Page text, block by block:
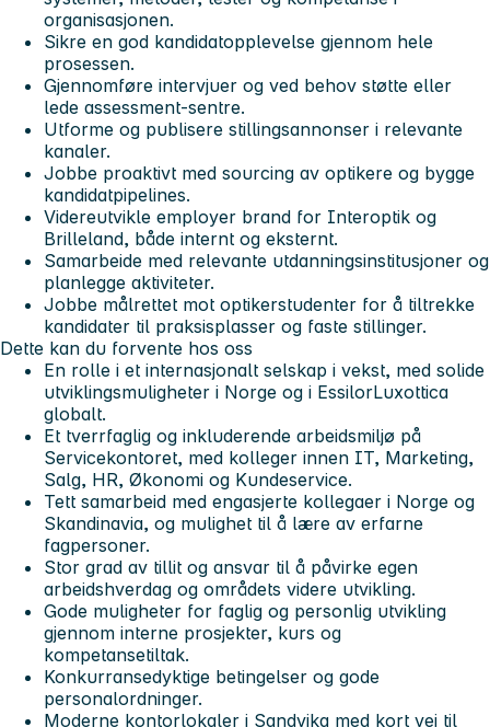
organisasjonen.
Sikre en god kandidatopplevelse gjennom hele
prosessen.
Gjennomføre intervjuer og ved behov støtte eller
lede assessment-sentre.
Utforme og publisere stillingsannonser i relevante
kanaler.
Jobbe proaktivt med sourcing av optikere og bygge
kandidatpipelines.
Videreutvikle employer brand for Interoptik og
Brilleland, både internt og eksternt.
Samarbeide med relevante utdanningsinstitusjoner og
planlegge aktiviteter.
Jobbe målrettet mot optikerstudenter for å tiltrekke
kandidater til praksisplasser og faste stillinger.
Dette kan du forvente hos oss
En rolle i et internasjonalt selskap i vekst, med solide
utviklingsmuligheter i Norge og i EssilorLuxottica
globalt.
Et tverrfaglig og inkluderende arbeidsmiljø på
Servicekontoret, med kolleger innen IT, Marketing,
Salg, HR, Økonomi og Kundeservice.
Tett samarbeid med engasjerte kollegaer i Norge og
Skandinavia, og mulighet til å lære av erfarne
fagpersoner.
Stor grad av tillit og ansvar til å påvirke egen
arbeidshverdag og områdets videre utvikling.
Gode muligheter for faglig og personlig utvikling
gjennom interne prosjekter, kurs og
kompetansetiltak.
Konkurransedyktige betingelser og gode
personalordninger.
Moderne kontorlokaler i Sandvika med kort vei til